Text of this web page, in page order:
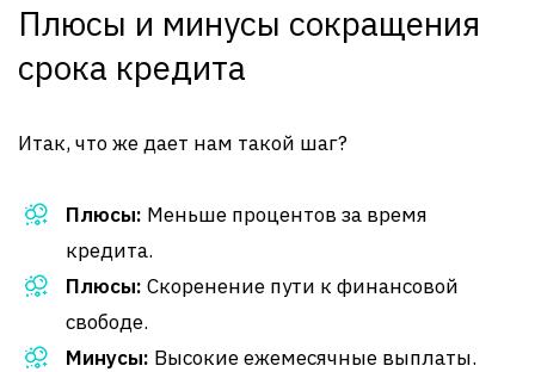
Плюсы и минусы сокращения
срока кредита
Итак, что же дает нам такой шаг?
Плюсы: Меньше процентов за время
кредита.
Плюсы: Скоренение пути к финансовой
свободе.
Минусы: Высокие ежемесячные выплаты.